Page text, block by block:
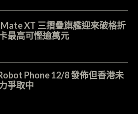
Mate XT 三摺疊旗艦迎來破格折
最高可慳逾萬元
Phone 12/8 發佈但香港未
爭取中